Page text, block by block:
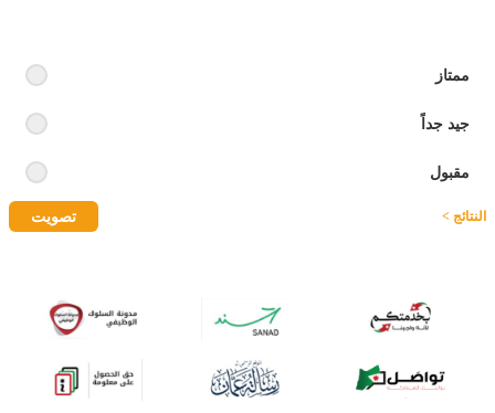
ممتاز
جيد جداً
مقبول
تصويت النتائج >